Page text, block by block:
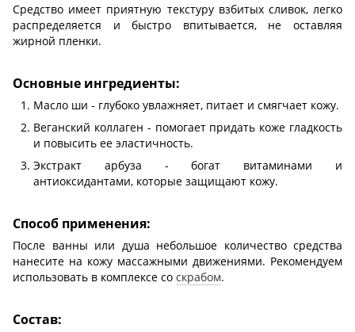
Средство имеет приятную текстуру взбитых сливок, легко
распределяется и быстро впитывается, не оставляя
жирной пленки.
Основные ингредиенты:
Масло ши - глубоко увлажняет, питает и смягчает кожу.
Веганский коллаген - помогает придать коже гладкость
и повысить ее эластичность.
Экстракт арбуза - богат витаминами и
антиоксидантами, которые защищают кожу.
Способ применения:
После ванны или душа небольшое количество средства
нанесите на кожу массажными движениями. Рекомендуем
использовать в комплексе со скрабом.
Состав: